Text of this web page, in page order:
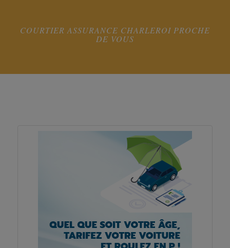
COURTIER ASSURANCE CHARLEROI PROCHE
DE VOUS